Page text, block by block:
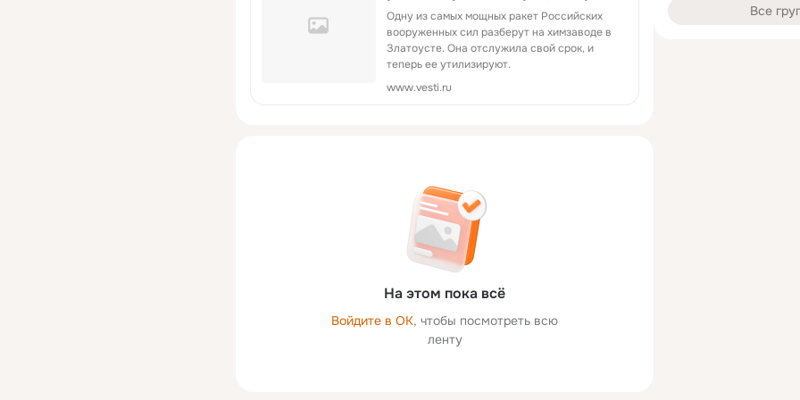
Одну из самых мощных ракет Российских
вооруженных сил разберут на химзаводе в
Златоусте. Она отслужила свой срок, и
теперь ее утилизируют.
www.vesti.ru
На этом пока всё
Войдите в ОК, чтобы посмотреть всю
ленту
Все